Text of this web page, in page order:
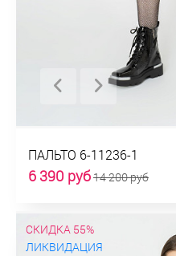
ПАЛЬТО 6-11236-1
6 390 руб14 200 руб
СКИДКА 55%
ЛИКВИДАЦИЯ